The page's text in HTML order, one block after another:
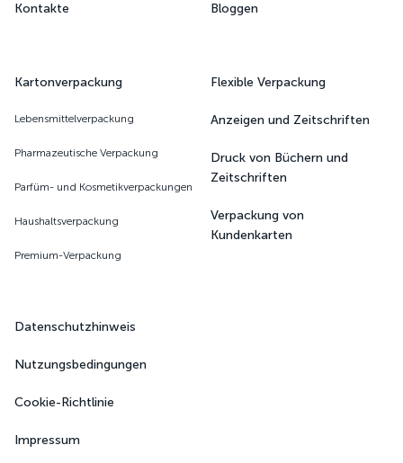
Kontakte Bloggen
Kartonverpackung
Lebensmittelverpackung
Pharmazeutische Verpackung
Parfüm- und Kosmetikverpackungen
Haushaltsverpackung
Premium-Verpackung
Flexible Verpackung
Anzeigen und Zeitschriften
Druck von Büchern und
Zeitschriften
Verpackung von
Kundenkarten
Datenschutzhinweis
Nutzungsbedingungen
Cookie-Richtlinie
Impressum